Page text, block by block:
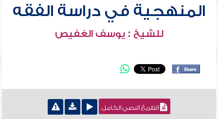
المنهجية في دراسة الفقه
للشيخ : يوسف الغفيص
التفريغ النصي الكامل